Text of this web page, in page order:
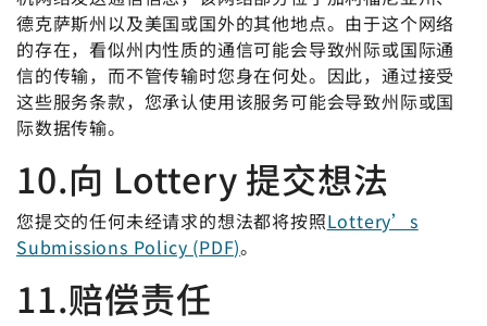
德克萨斯州以及美国或国外的其他地点。由于这个网络
的存在，看似州内性质的通信可能会导致州际或国际通
信的传输，而不管传输时您身在何处。因此，通过接受
这些服务条款，您承认使用该服务可能会导致州际或国
际数据传输。
10.向 Lottery 提交想法
您提交的任何未经请求的想法都将按照Lottery’s
Submissions Policy (PDF)。
11.赔偿责任